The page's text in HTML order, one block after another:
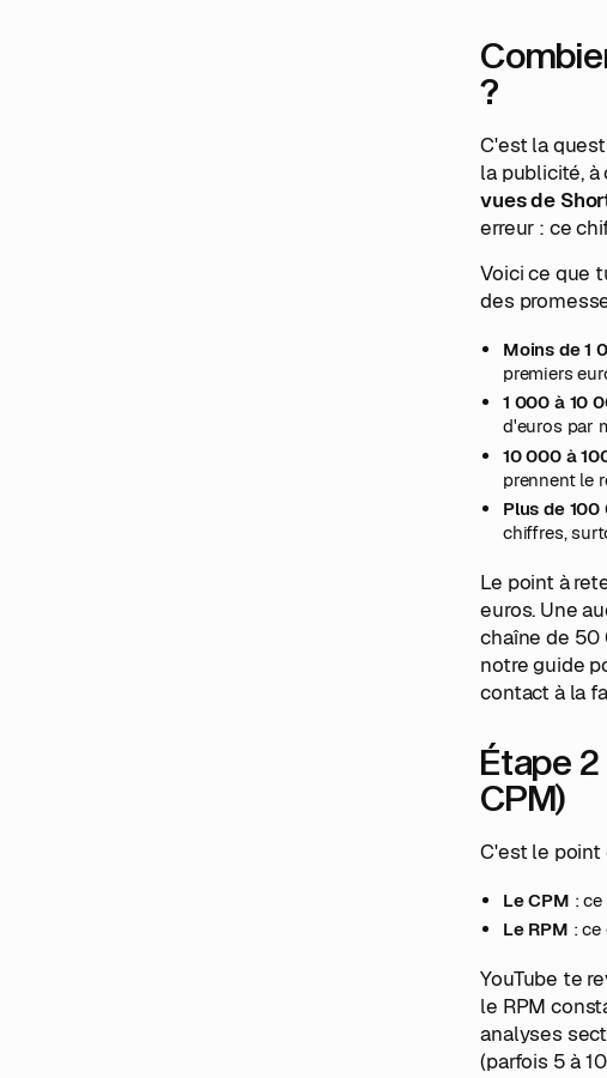
?
C'est la
la publicité,
vues de
erreur : ce
Voici ce que
des
Moins de 1
premiers
1 000 à 10
d'euros par
10 000 à
prennent le
Plus de
chiffres,
Le point à
euros. Une
chaîne de 50
notre guide
contact à la
Étape
CPM)
C'est le point
Le CPM :
Le RPM : ce
YouTube te
le RPM
analyses
(parfois 5 à